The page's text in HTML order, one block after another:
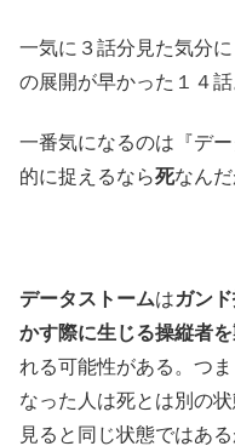
一気に３話分見た気分
の展開が早かった１４話
一番気になるのは『デ
的に捉えるなら死なん
データストームはガン
かす際に生じる操縦者
れる可能性がある。つ
なった人は死とは別の
見ると同じ状態ではあ